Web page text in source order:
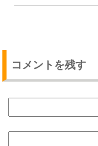
コメントを残す